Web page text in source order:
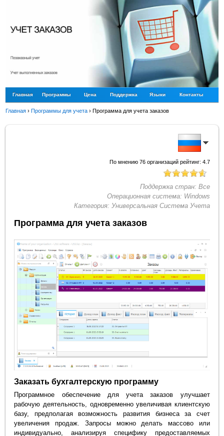
Главная Программы Цена Поддержка Языки Контакты
Главная ›Программы для учета ›Программа для учета заказов
По мнению 76организаций рейтинг: 4.7
Поддержка стран: Все
Операционная система: Windows
Категория: Универсальная Система Учета
Программа для учета заказов
Заказать бухгалтерскую программу
Программное обеспечение для учета заказов улучшает
рабочую деятельность, одновременно увеличивая клиентскую
базу, предполагая возможность развития бизнеса за счет
увеличения продаж. Запросы можно делать массово или
индивидуально, анализируя специфику предоставляемых